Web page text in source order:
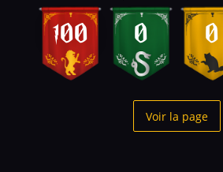
100 0 0
Voir la page